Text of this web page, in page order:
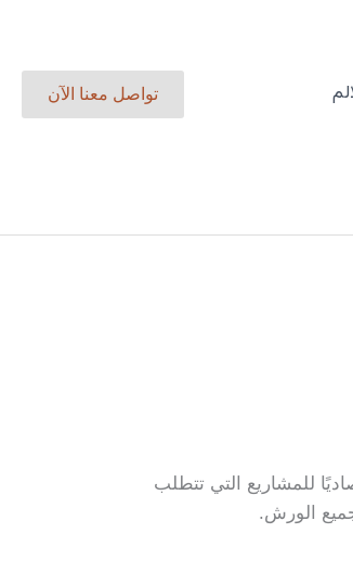
تواصل معنا الآن
للمشاريع التي تتطلب
الورش.